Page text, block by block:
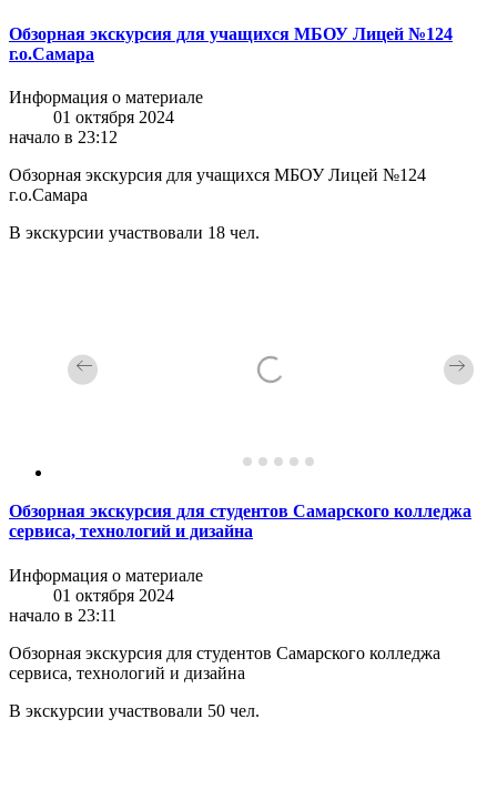
Обзорная экскурсия для учащихся МБОУ Лицей №124
г.о.Самара
Информация о материале
01 октября 2024
начало в 23:12
Обзорная экскурсия для учащихся МБОУ Лицей №124
г.о.Самара
В экскурсии участвовали 18 чел.
Обзорная экскурсия для студентов Самарского колледжа
сервиса, технологий и дизайна
Информация о материале
01 октября 2024
начало в 23:11
Обзорная экскурсия для студентов Самарского колледжа
сервиса, технологий и дизайна
В экскурсии участвовали 50 чел.